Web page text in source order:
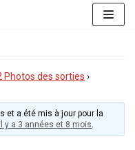
Photos des sorties ›
et a été mis à jour pour la
il y a 3 années et 8 mois.